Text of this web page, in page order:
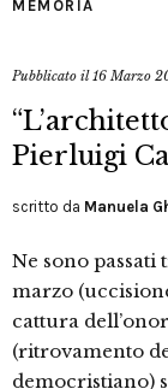
MEMORIA
Pubblicato il16 Marzo
Pierluigi
scritto da Manuela
Ne sono
marzo
cattura
(ritrovamento
democristiano)